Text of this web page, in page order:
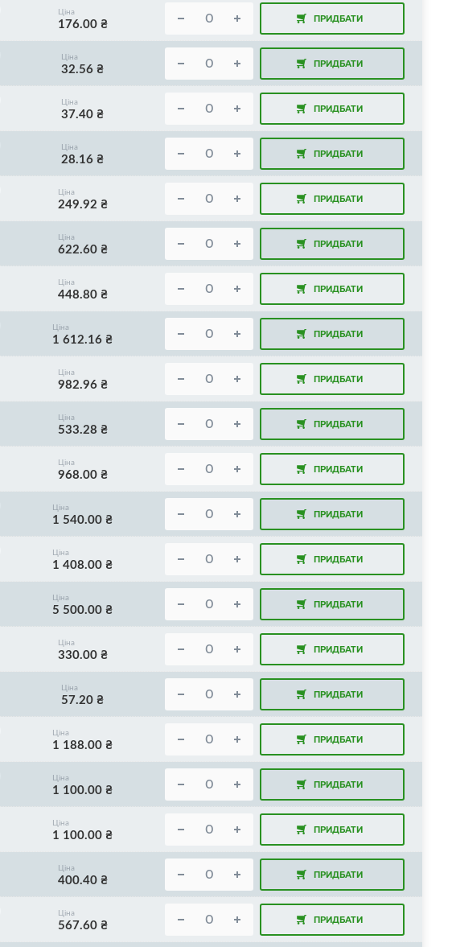
Ціна
176.00 ₴ ПРИДБАТИ
Ціна
32.56 ₴ ПРИДБАТИ
Ціна
37.40 ₴ ПРИДБАТИ
Ціна
28.16 ₴ ПРИДБАТИ
Ціна
249.92 ₴ ПРИДБАТИ
Ціна
622.60 ₴ ПРИДБАТИ
Ціна
448.80 ₴ ПРИДБАТИ
Ціна
1 612.16 ₴ ПРИДБАТИ
Ціна
982.96 ₴ ПРИДБАТИ
Ціна
533.28 ₴ ПРИДБАТИ
Ціна
968.00 ₴ ПРИДБАТИ
Ціна
1 540.00 ₴ ПРИДБАТИ
Ціна
1 408.00 ₴ ПРИДБАТИ
Ціна
5 500.00 ₴ ПРИДБАТИ
Ціна
330.00 ₴ ПРИДБАТИ
Ціна
57.20 ₴ ПРИДБАТИ
Ціна
1 188.00 ₴ ПРИДБАТИ
Ціна
1 100.00 ₴ ПРИДБАТИ
Ціна
1 100.00 ₴ ПРИДБАТИ
Ціна
400.40 ₴ ПРИДБАТИ
Ціна
567.60 ₴ ПРИДБАТИ